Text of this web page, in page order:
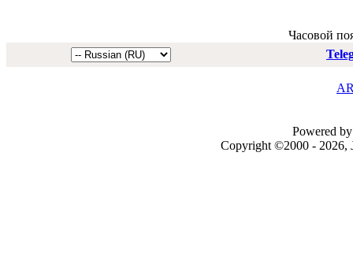
Часовой
Powered
Copyright ©2000 - 2026,